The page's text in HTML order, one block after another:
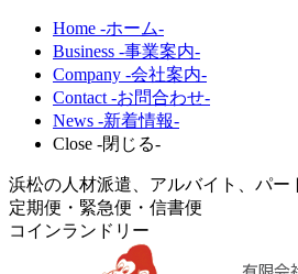
Home -ホーム-
Business -事業案内-
Company -会社案内-
Contact -お問合わせ-
News -新着情報-
Close -閉じる-
浜松の人材派遣、アルバイト、パー
定期便・緊急便・信書便
コインランドリー